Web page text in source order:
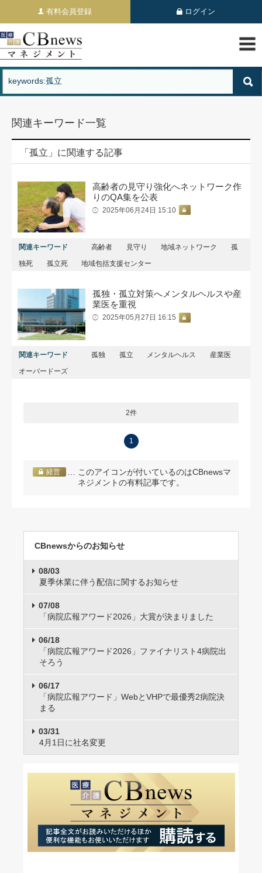
有料会員登録 ログイン
関連キーワード一覧
「孤立」に関連する記事
高齢者の見守り強化へネットワーク作
りのQA集を公表
2025年06月24日 15:10
関連キーワード 高齢者 見守り 地域ネットワーク
孤
独死
孤立死 地域包括支援センター
孤独・孤立対策へメンタルヘルスや産
業医を重視
2025年05月27日 16:15
関連キーワード 孤独 孤立 メンタルヘルス
産業医
オーバードーズ
2件
1
経営
… このアイコンが付いているのはCBnewsマ
ネジメントの有料記事です。
CBnewsからのお知らせ
08/03
夏季休業に伴う配信に関するお知らせ
07/08
「病院広報アワード2026」大賞が決まりました
06/18
「病院広報アワード2026」ファイナリスト4病院出
そろう
06/17
「病院広報アワード」WebとVHPで最優秀2病院決
まる
03/31
4月1日に社名変更